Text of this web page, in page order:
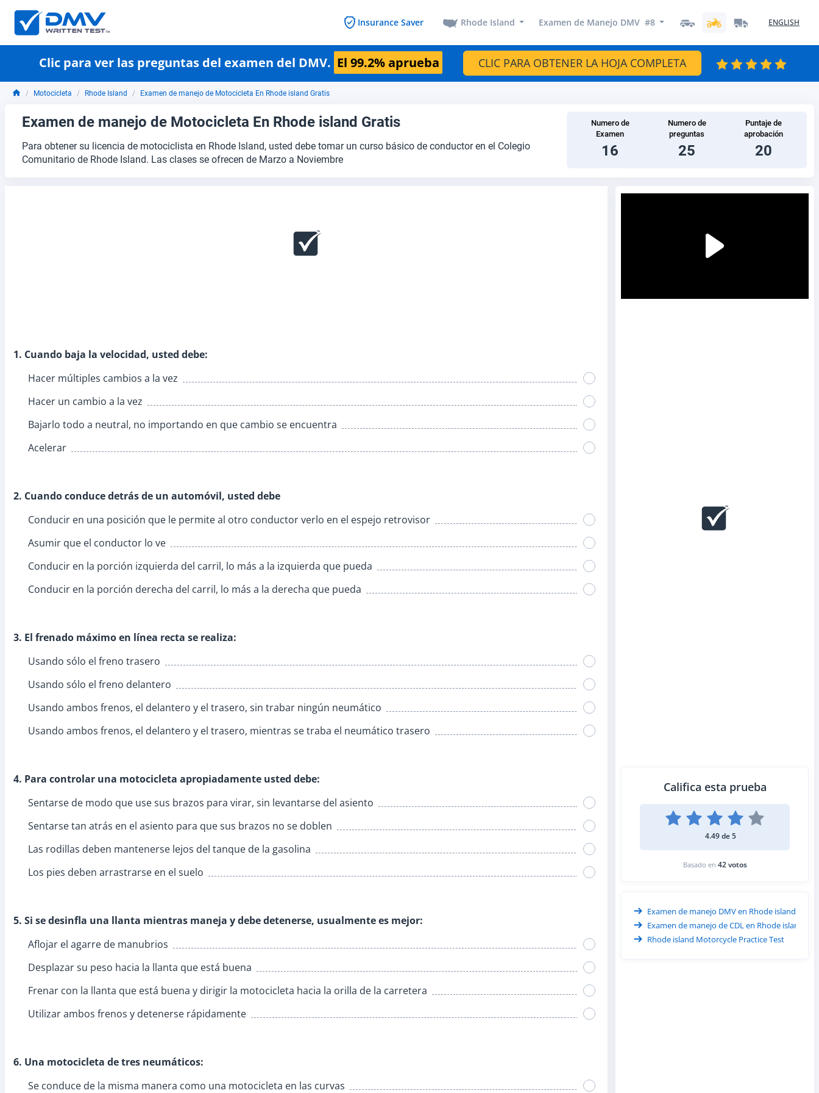
Insurance Saver Rhode Island Examen de Manejo DMV #8 ENGLISH
Clic para ver las preguntas del examen del DMV. El 99.2% aprueba CLIC PARA OBTENER LA HOJA COMPLETA
Motocicleta Rhode Island Examen de manejo de Motocicleta En Rhode island Gratis
Examen de manejo de Motocicleta En Rhode island Gratis
Para obtener su licencia de motociclista en Rhode Island, usted debe tomar un curso básico de conductor en el Colegio
Comunitario de Rhode Island. Las clases se ofrecen de Marzo a Noviembre
Numero de
Examen
16
Numero de
preguntas
25
Puntaje de
aprobación
20
1. Cuando baja la velocidad, usted debe:
Hacer múltiples cambios a la vez
Hacer un cambio a la vez
Bajarlo todo a neutral, no importando en que cambio se encuentra
Acelerar
2. Cuando conduce detrás de un automóvil, usted debe
Conducir en una posición que le permite al otro conductor verlo en el espejo retrovisor
Asumir que el conductor lo ve
Conducir en la porción izquierda del carril, lo más a la izquierda que pueda
Conducir en la porción derecha del carril, lo más a la derecha que pueda
3. El frenado máximo en línea recta se realiza:
Usando sólo el freno trasero
Usando sólo el freno delantero
Usando ambos frenos, el delantero y el trasero, sin trabar ningún neumático
Usando ambos frenos, el delantero y el trasero, mientras se traba el neumático trasero
4. Para controlar una motocicleta apropiadamente usted debe:
Sentarse de modo que use sus brazos para virar, sin levantarse del asiento
Sentarse tan atrás en el asiento para que sus brazos no se doblen
Las rodillas deben mantenerse lejos del tanque de la gasolina
Los pies deben arrastrarse en el suelo
5. Si se desinfla una llanta mientras maneja y debe detenerse, usualmente es mejor:
Aflojar el agarre de manubrios
Desplazar su peso hacia la llanta que está buena
Frenar con la llanta que está buena y dirigir la motocicleta hacia la orilla de la carretera
Utilizar ambos frenos y detenerse rápidamente
6. Una motocicleta de tres neumáticos:
Se conduce de la misma manera como una motocicleta en las curvas
Califica esta prueba
4.49 de 5
Basado en 42 votos
Examen de manejo DMV en Rhode island
Examen de manejo de CDL en Rhode island
Rhode island Motorcycle Practice Test